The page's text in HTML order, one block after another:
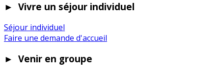
► Vivre un séjour individuel
Séjour individuel
Faire une demande d'accueil
► Venir en groupe